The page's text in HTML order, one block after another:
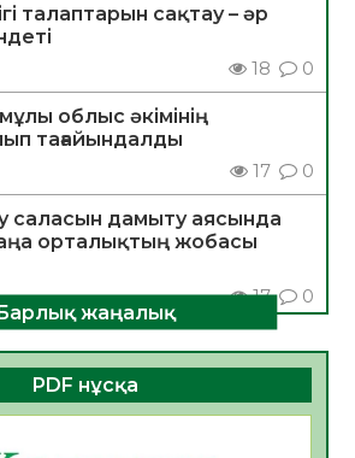
талаптарын сақтау – әр
18 0
облыс әкімінің
тағайындалды
17 0
саласын дамыту аясында
орталықтың жобасы
17 0
таныстырылымы өтті
18 0
72,3%-ы жаңа
жаңалық
PDF нұсқа